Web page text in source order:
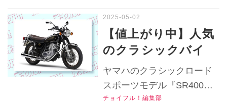
バイク選びの参考書
／YAMAHA SR400
Final
Edition（2021）】
ファイナルエディションの
インプレをお送りします！
▶▶▶『チョイフル！』の
公式Ｘ（旧Twitter）はこち
ら！
【値上がり中】人気
のクラシックバイ
ク・ヤマハ
『SR400（2010～
2021）の購入はお早
ヤマハのクラシックロード
スポーツモデル『SR400』
の2010～2021年モデルの中
チョイフル！編集部